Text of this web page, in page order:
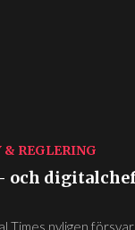
& REGLERING
och
Times nyligen